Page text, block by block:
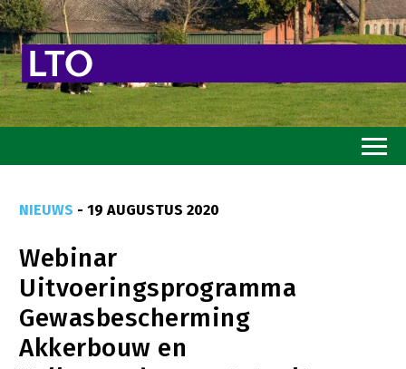
Goed eten
Mooi groen
Sterk ondernemerschap
NIEUWS - 19 AUGUSTUS 2020
Webinar
Uitvoeringsprogramma
Gewasbescherming
Akkerbouw en